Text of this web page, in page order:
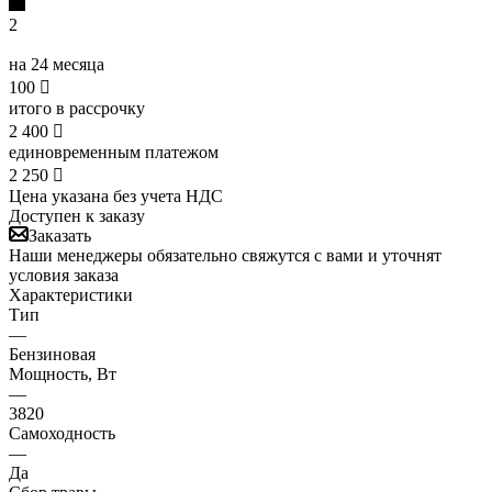
2
на 24 месяца
100 
итого в рассрочку
2 400 
единовременным платежом
2 250 
Цена указана без учета НДС
Доступен к заказу
Заказать
Наши менеджеры обязательно свяжутся с вами и уточнят
условия заказа
Характеристики
Тип
—
Бензиновая
Мощность, Вт
—
3820
Самоходность
—
Да